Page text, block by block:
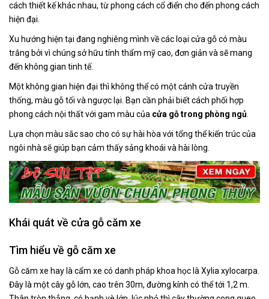
cách thiết kế khác nhau, từ phong cách cổ điển cho đến phong cách
hiện đại.
Xu hướng hiện tại đang nghiêng mình về các loại cửa gỗ có màu
trắng bởi vì chúng sở hữu tính thẩm mỹ cao, đơn giản và sẽ mang
đến không gian tinh tế.
Một không gian hiện đại thì không thể có một cánh cửa truyền
thống, màu gỗ tối và ngược lại. Bạn cần phải biết cách phối hợp
phong cách nội thất với gam màu của cửa gỗ trong phòng ngủ
Lựa chọn màu sắc sao cho có sự hài hòa với tổng thể kiến trúc của
ngôi nhà sẽ giúp bạn cảm thấy sảng khoái và hài lòng.
Khái quát về cửa gỗ căm xe
Tìm hiểu về gỗ căm xe
Gỗ căm xe hay là cẩm xe có danh pháp khoa học là Xylia xylocarpa.
Đây là một cây gỗ lớn, cao trên 30m, đường kính có thể tới 1,2 m.